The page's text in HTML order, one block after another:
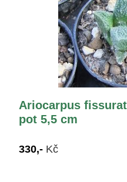
Ariocarpus
pot 5,5 cm
330,- Kč